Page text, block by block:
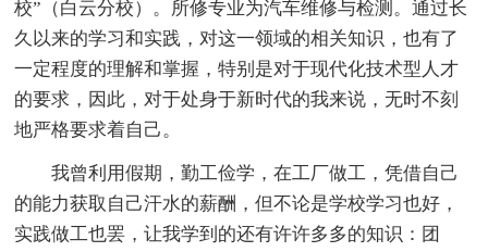
校”（白云分校）。所修专业为汽车维修与检测。通过长
久以来的学习和实践，对这一领域的相关知识，也有了
一定程度的理解和掌握，特别是对于现代化技术型人才
的要求，因此，对于处身于新时代的我来说，无时不刻
地严格要求着自己。
我曾利用假期，勤工俭学，在工厂做工，凭借自己
的能力获取自己汗水的薪酬，但不论是学校学习也好，
实践做工也罢，让我学到的还有许许多多的知识：团